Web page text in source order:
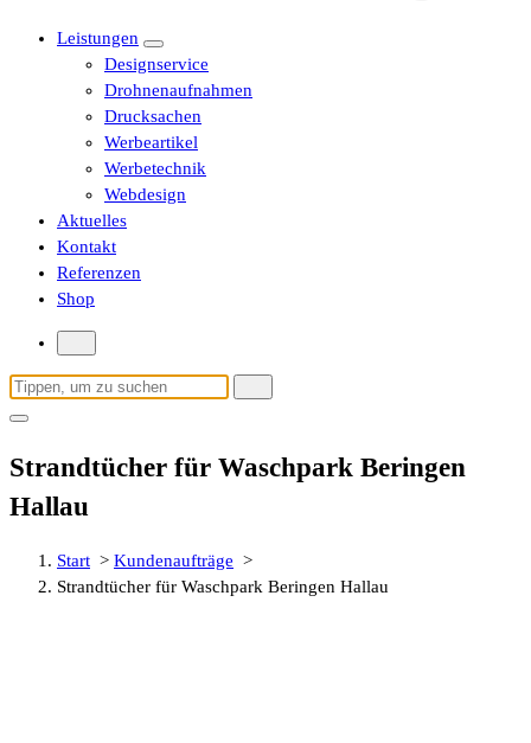
Leistungen
Designservice
Drohnenaufnahmen
Drucksachen
Werbeartikel
Werbetechnik
Webdesign
Aktuelles
Kontakt
Referenzen
Shop
Suchen
nach:
Strandtücher für Waschpark Beringen
Hallau
Start > Kundenaufträge >
Strandtücher für Waschpark Beringen Hallau